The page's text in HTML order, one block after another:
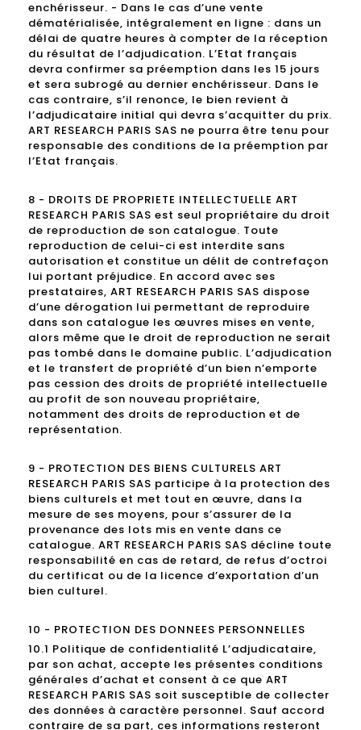
enchérisseur. - Dans le cas d’une vente
dématérialisée, intégralement en ligne : dans un
délai de quatre heures à compter de la réception
du résultat de l’adjudication. L’Etat français
devra confirmer sa préemption dans les 15 jours
et sera subrogé au dernier enchérisseur. Dans le
cas contraire, s’il renonce, le bien revient à
l’adjudicataire initial qui devra s’acquitter du prix.
ART RESEARCH PARIS SAS ne pourra être tenu pour
responsable des conditions de la préemption par
l’Etat français.
8 - DROITS DE PROPRIETE INTELLECTUELLE ART
RESEARCH PARIS SAS est seul propriétaire du droit
de reproduction de son catalogue. Toute
reproduction de celui-ci est interdite sans
autorisation et constitue un délit de contrefaçon
lui portant préjudice. En accord avec ses
prestataires, ART RESEARCH PARIS SAS dispose
d’une dérogation lui permettant de reproduire
dans son catalogue les œuvres mises en vente,
alors même que le droit de reproduction ne serait
pas tombé dans le domaine public. L’adjudication
et le transfert de propriété d’un bien n’emporte
pas cession des droits de propriété intellectuelle
au profit de son nouveau propriétaire,
notamment des droits de reproduction et de
représentation.
9 - PROTECTION DES BIENS CULTURELS ART
RESEARCH PARIS SAS participe à la protection des
biens culturels et met tout en œuvre, dans la
mesure de ses moyens, pour s’assurer de la
provenance des lots mis en vente dans ce
catalogue. ART RESEARCH PARIS SAS décline toute
responsabilité en cas de retard, de refus d’octroi
du certificat ou de la licence d’exportation d’un
bien culturel.
10 - PROTECTION DES DONNEES PERSONNELLES
10.1 Politique de confidentialité L’adjudicataire,
par son achat, accepte les présentes conditions
générales d’achat et consent à ce que ART
RESEARCH PARIS SAS soit susceptible de collecter
des données à caractère personnel. Sauf accord
contraire de sa part, ces informations resteront